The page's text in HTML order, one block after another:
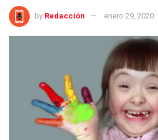
by Redacción enero 29, 2020